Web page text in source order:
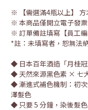
※ 【需選滿4瓶以上】
※ 本商品僅開立電子發
※ 訂單備註填寫【員工
*註：未填寫者，恕無法
◆ 日本百年酒造「月桂
◆ 天然來源黑色素 × 七
◆ 漸進式補色機制：初
澤髮色
◆ 只要 5 分鐘，染後髮